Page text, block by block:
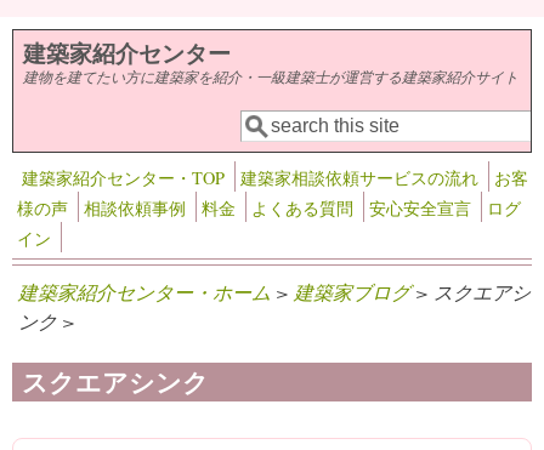
メインコンテンツに移動
建築家紹介センター
建物を建てたい方に建築家を紹介・一級建築士が運営する建築家紹介サイト
検索フォーム
検索
建築家紹介センター・TOP 建築家相談依頼サービスの流れ
お客
様の声
相談依頼事例 料金 よくある質問 安心安全宣言
ログ
イン
建築家紹介センター・ホーム > 建築家ブログ> スクエアシ
ンク >
スクエアシンク